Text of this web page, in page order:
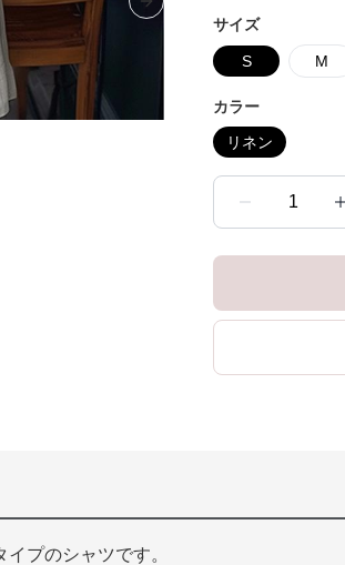
Next slide
サイズ
S M
カラー
リネン
1
プのシャツです。